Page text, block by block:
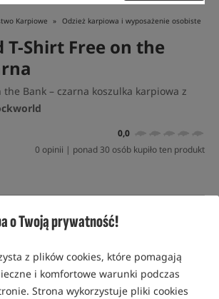
o Twoją prywatność!
z plików cookies, które pomagają
i komfortowe warunki podczas
Strona wykorzystuje pliki cookies
Karpiowe Odzież karpiowa i wyposażenie osobiste
T-Shirt Free on the
the Bank – czarna koszulka karpiowa z
0,0
0 opinii | ponad 30 osób kupiło ten produkt